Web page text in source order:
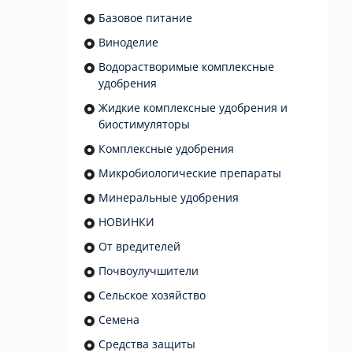
Базовое питание
Виноделие
Водорастворимые комплексные
удобрения
Жидкие комплексные удобрения и
биостимуляторы
Комплексные удобрения
Микробиологические препараты
Минеральные удобрения
НОВИНКИ
От вредителей
Почвоулучшители
Сельское хозяйство
Семена
Средства защиты